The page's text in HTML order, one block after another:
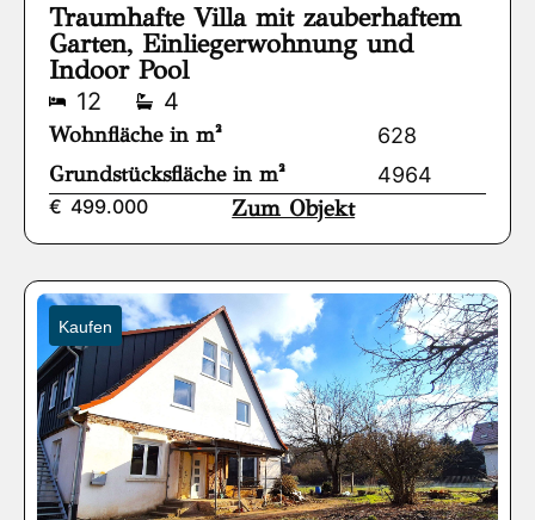
Traumhafte Villa mit zauberhaftem
Garten, Einliegerwohnung und
Indoor Pool
12 4
Wohnfläche in m²
Grundstücksfläche in m²
628
4964
€ 499.000 Zum Objekt
Kaufen